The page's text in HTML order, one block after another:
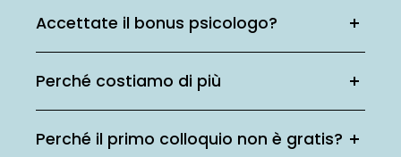
Accettate il bonus psicologo?
Perché costiamo di più
Perché il primo colloquio non è gratis?